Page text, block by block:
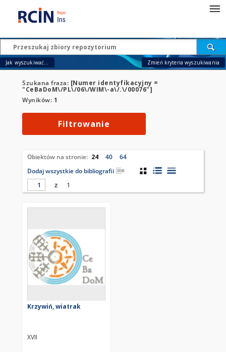
Jak wyszukiwać... Zmień kryteria wyszukiwania
Szukana fraza: [Numer identyfikacyjny =
"CeBaDoM\/PL\/06\/WIM\-a\/.\/00076"]
Wyników: 1
Filtrowanie
Obiektów na stronie: 24 40
64
Dodaj wszystkie do bibliografii
z
1
Krzywiń, wiatrak
XVII